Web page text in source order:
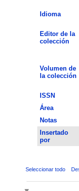
Idioma
Editor de la
colección
Volumen de
la colección
ISSN
Área
Notas
Insertado
por
Seleccionar todo